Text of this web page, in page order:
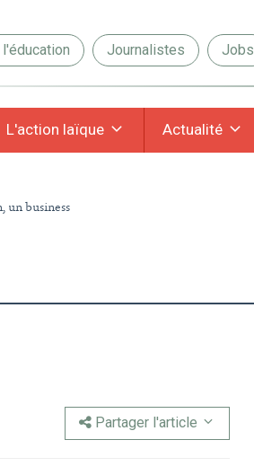
Journalistes Jobs
L'action laïque Actualité
un business
Partager l'article